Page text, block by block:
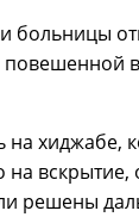
больницы
на хиджабе,
на вскрытие,
решены